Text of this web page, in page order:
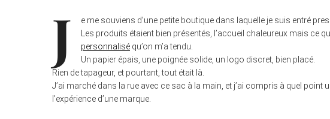
J
e me souviens d’une petite boutique dans laquelle je suis entré
Les produits étaient bien présentés, l’accueil chaleureux mais ce
personnalisé qu’on m’a tendu.
Un papier épais, une poignée solide, un logo discret, bien placé.
Rien de tapageur, et pourtant, tout était là.
J’ai marché dans la rue avec ce sac à la main, et j’ai compris à quel
l’expérience d’une marque.